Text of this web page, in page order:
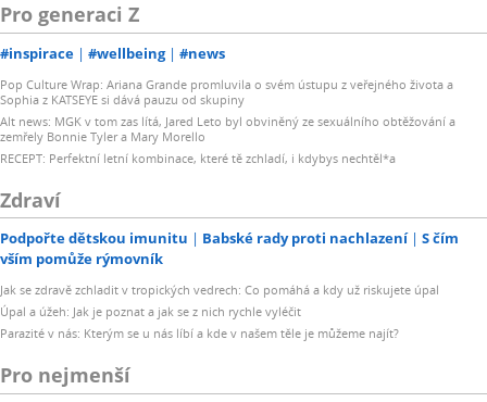
Pro generaci Z
#inspirace #wellbeing #news
Pop Culture Wrap: Ariana Grande promluvila o svém ústupu z veřejného života a
Sophia z KATSEYE si dává pauzu od skupiny
Alt news: MGK v tom zas lítá, Jared Leto byl obviněný ze sexuálního obtěžování a
zemřely Bonnie Tyler a Mary Morello
RECEPT: Perfektní letní kombinace, které tě zchladí, i kdybys nechtěl*a
Zdraví
Podpořte dětskou imunitu Babské rady proti nachlazení
S čím
vším pomůže rýmovník
Jak se zdravě zchladit v tropických vedrech: Co pomáhá a kdy už riskujete úpal
Úpal a úžeh: Jak je poznat a jak se z nich rychle vyléčit
Parazité v nás: Kterým se u nás líbí a kde v našem těle je můžeme najít?
Pro nejmenší